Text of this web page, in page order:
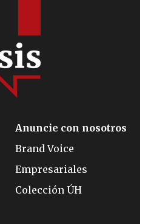
Anuncie con nosotros
Brand Voice
Empresariales
Colección ÚH